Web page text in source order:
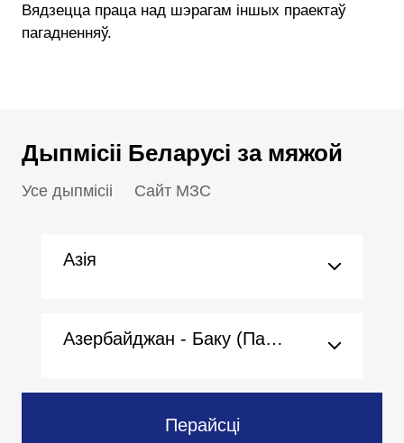
Вядзецца праца над шэрагам іншых праектаў
пагадненняў.
Дыпмісіі Беларусі за мяжой
Усе дыпмісіі Сайт МЗС
Азія
Азербайджан - Баку (Пасольства)
Перайсці